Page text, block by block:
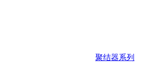
聚结器系列